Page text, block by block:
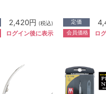
2,420円 (税込)
ログイン後に表示
定価
会員価格 ロ